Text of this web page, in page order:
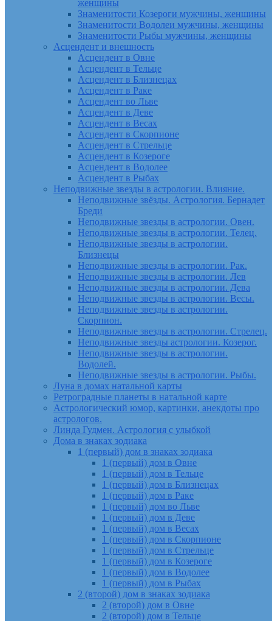
женщины
Знаменитости Козероги мужчины, женщины
Знаменитости Водолеи мужчины, женщины
Знаменитости Рыбы мужчины, женщины
Асцендент и внешность
Асцендент в Овне
Асцендент в Тельце
Асцендент в Близнецах
Асцендент в Раке
Асцендент во Льве
Асцендент в Деве
Асцендент в Весах
Асцендент в Скорпионе
Асцендент в Стрельце
Асцендент в Козероге
Асцендент в Водолее
Асцендент в Рыбах
Неподвижные звезды в астрологии. Влияние.
Неподвижные звёзды. Астрология. Бернадет
Бреди
Неподвижные звезды в астрологии. Овен.
Неподвижные звезды в астрологии. Телец.
Неподвижные звезды в астрологии.
Близнецы
Неподвижные звезды в астрологии. Рак.
Неподвижные звезды в астрологии. Лев
Неподвижные звезды в астрологии. Дева
Неподвижные звезды в астрологии. Весы.
Неподвижные звезды в астрологии.
Скорпион.
Неподвижные звезды в астрологии. Стрелец.
Неподвижные звезды астрологии. Козерог.
Неподвижные звезды в астрологии.
Водолей.
Неподвижные звезды в астрологии. Рыбы.
Луна в домах натальной карты
Ретроградные планеты в натальной карте
Астрологический юмор, картинки, анекдоты про
астрологов.
Линда Гудмен. Астрология с улыбкой
Дома в знаках зодиака
1 (первый) дом в знаках зодиака
1 (первый) дом в Овне
1 (первый) дом в Тельце
1 (первый) дом в Близнецах
1 (первый) дом в Раке
1 (первый) дом во Льве
1 (первый) дом в Деве
1 (первый) дом в Весах
1 (первый) дом в Скорпионе
1 (первый) дом в Стрельце
1 (первый) дом в Козероге
1 (первый) дом в Водолее
1 (первый) дом в Рыбах
2 (второй) дом в знаках зодиака
2 (второй) дом в Овне
2 (второй) дом в Тельце